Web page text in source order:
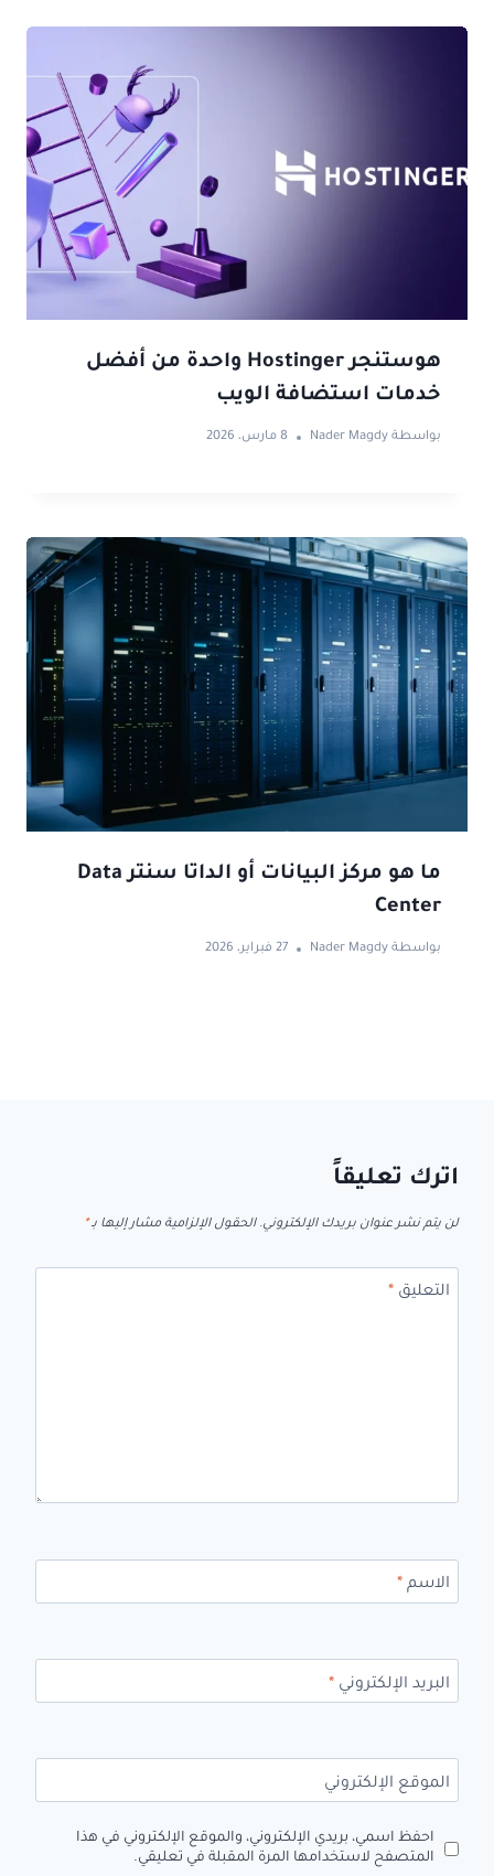
هوستنجر Hostinger واحدة من أفضل
خدمات استضافة الويب
بواسطة Nader Magdy 8 مارس، 2026
ما هو مركز البيانات أو الداتا سنتر Data
Center
بواسطة Nader Magdy 27 فبراير، 2026
اترك تعليقاً
لن يتم نشر عنوان بريدك الإلكتروني. الحقول الإلزامية مشار إليها بـ*
التعليق *
الاسم *
البريد الإلكتروني *
الموقع الإلكتروني
احفظ اسمي، بريدي الإلكتروني، والموقع الإلكتروني في هذا
المتصفح لاستخدامها المرة المقبلة في تعليقي.